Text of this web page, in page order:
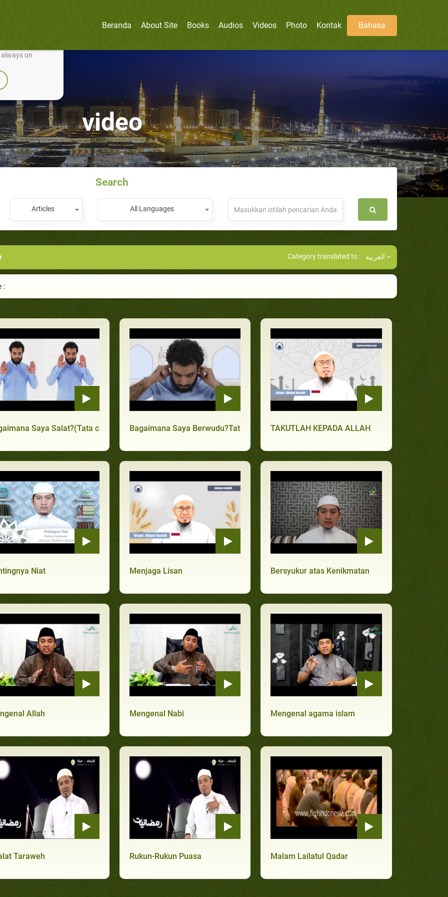
on
Beranda About Site Books Audios Videos Photo Kontak Bahasa
video
Search
Articles All Languages
Category translated to :
:
Saya Salat?(Tata cara salat dari takbir sampai salam)Bagaimana Saya Berwudu?Tata cara wudu secara lengkap
TAKUTLAH KEPADA ALLAH
Niat Menjaga Lisan Bersyukur atas Kenikmatan
Allah Mengenal Nabi Mengenal agama islam
Taraweh Rukun-Rukun Puasa Malam Lailatul Qadar